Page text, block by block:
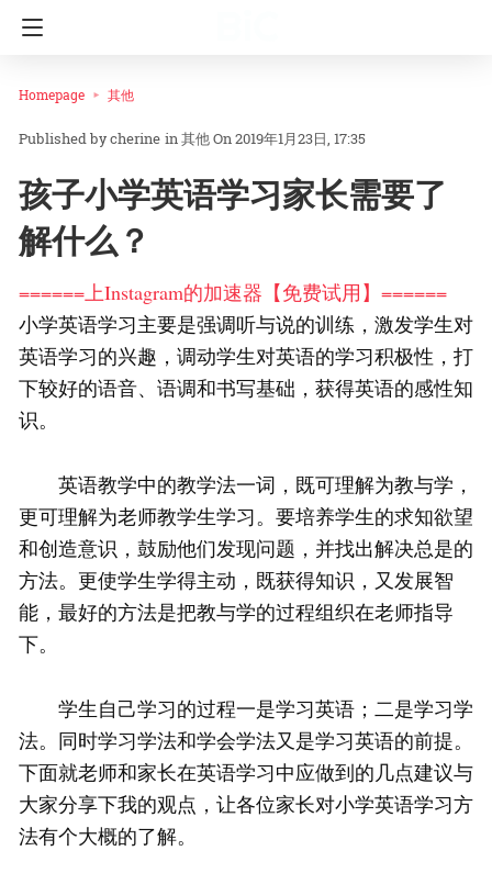
Homepage 其他
cherine in其他On 2019年1月23日, 17:35
孩子小学英语学习家长需要了
解什么？
======上Instagram的加速器【免费试用】======
小学英语学习主要是强调听与说的训练，激发学生对
英语学习的兴趣，调动学生对英语的学习积极性，打
下较好的语音、语调和书写基础，获得英语的感性知
识。
英语教学中的教学法一词，既可理解为教与学，
更可理解为老师教学生学习。要培养学生的求知欲望
和创造意识，鼓励他们发现问题，并找出解决总是的
方法。更使学生学得主动，既获得知识，又发展智
能，最好的方法是把教与学的过程组织在老师指导
下。
学生自己学习的过程一是学习英语；二是学习学
法。同时学习学法和学会学法又是学习英语的前提。
下面就老师和家长在英语学习中应做到的几点建议与
大家分享下我的观点，让各位家长对小学英语学习方
法有个大概的了解。